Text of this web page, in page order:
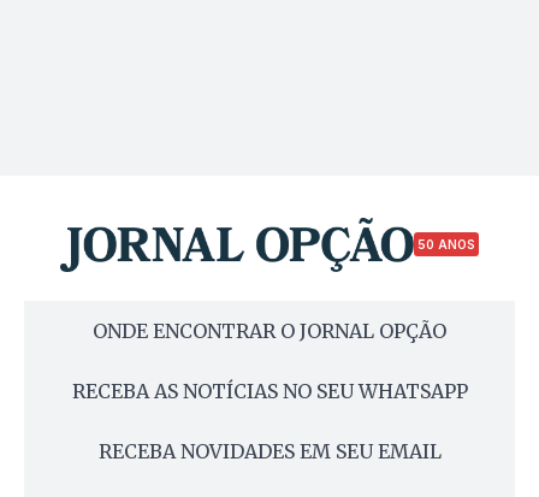
50 ANOS
ONDE ENCONTRAR O JORNAL OPÇÃO
RECEBA AS NOTÍCIAS NO SEU WHATSAPP
RECEBA NOVIDADES EM SEU EMAIL